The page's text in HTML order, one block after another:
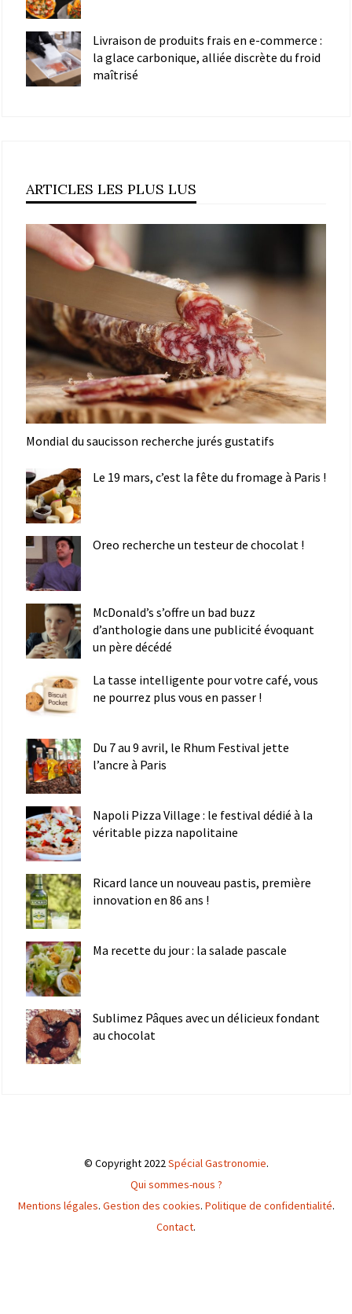
Livraison de produits frais en e-commerce :
la glace carbonique, alliée discrète du froid
maîtrisé
ARTICLES LES PLUS LUS
Mondial du saucisson recherche jurés gustatifs
Le 19 mars, c’est la fête du fromage à Paris !
Oreo recherche un testeur de chocolat !
McDonald’s s’offre un bad buzz
d’anthologie dans une publicité évoquant
un père décédé
La tasse intelligente pour votre café, vous
ne pourrez plus vous en passer !
Du 7 au 9 avril, le Rhum Festival jette
l’ancre à Paris
Napoli Pizza Village : le festival dédié à la
véritable pizza napolitaine
Ricard lance un nouveau pastis, première
innovation en 86 ans !
Ma recette du jour : la salade pascale
Sublimez Pâques avec un délicieux fondant
au chocolat
© Copyright 2022Spécial Gastronomie.
Qui sommes-nous ?
Mentions légales. Gestion des cookies. Politique de confidentialité.
Contact.